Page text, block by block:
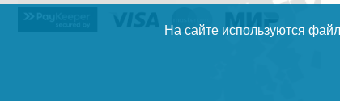
На сайте используются